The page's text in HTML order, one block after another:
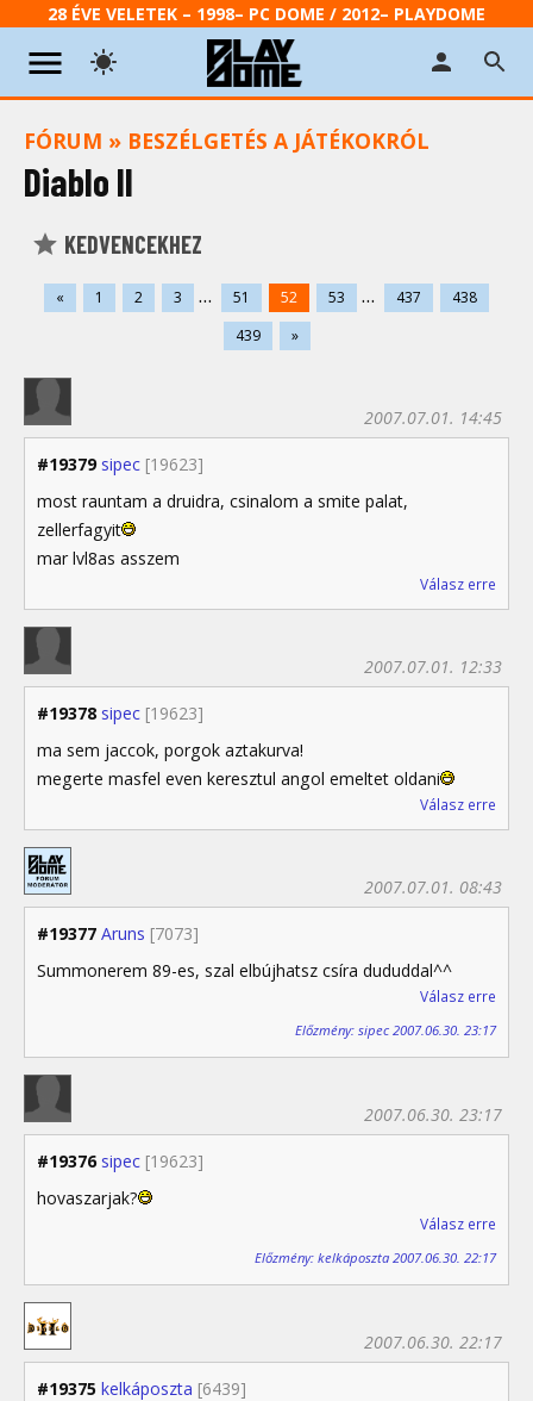
28 ÉVE VELETEK – 1998– PC DOME / 2012– PLAYDOME
FÓRUM » BESZÉLGETÉS A JÁTÉKOKRÓL
Diablo II
KEDVENCEKHEZ
« 1 2 3 ... 51 52 53 ... 437
438
439
»
#19379 sipec [19623]
2007.07.01. 14:45
most rauntam a druidra, csinalom a smite palat,
zellerfagyit
mar lvl8as asszem
Válasz erre
#19378 sipec [19623]
2007.07.01. 12:33
ma sem jaccok, porgok aztakurva!
megerte masfel even keresztul angol emeltet oldani
Válasz erre
#19377 Aruns [7073]
2007.07.01. 08:43
Summonerem 89-es, szal elbújhatsz csíra dududdal^^
Válasz erre
Előzmény: sipec 2007.06.30. 23:17
#19376 sipec [19623]
2007.06.30. 23:17
hovaszarjak?
Válasz erre
Előzmény: kelkáposzta 2007.06.30. 22:17
#19375 kelkáposzta [6439]
2007.06.30. 22:17